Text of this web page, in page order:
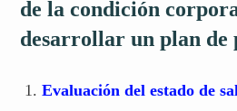
de la condición
desarrollar un plan de
Evaluación del estado de